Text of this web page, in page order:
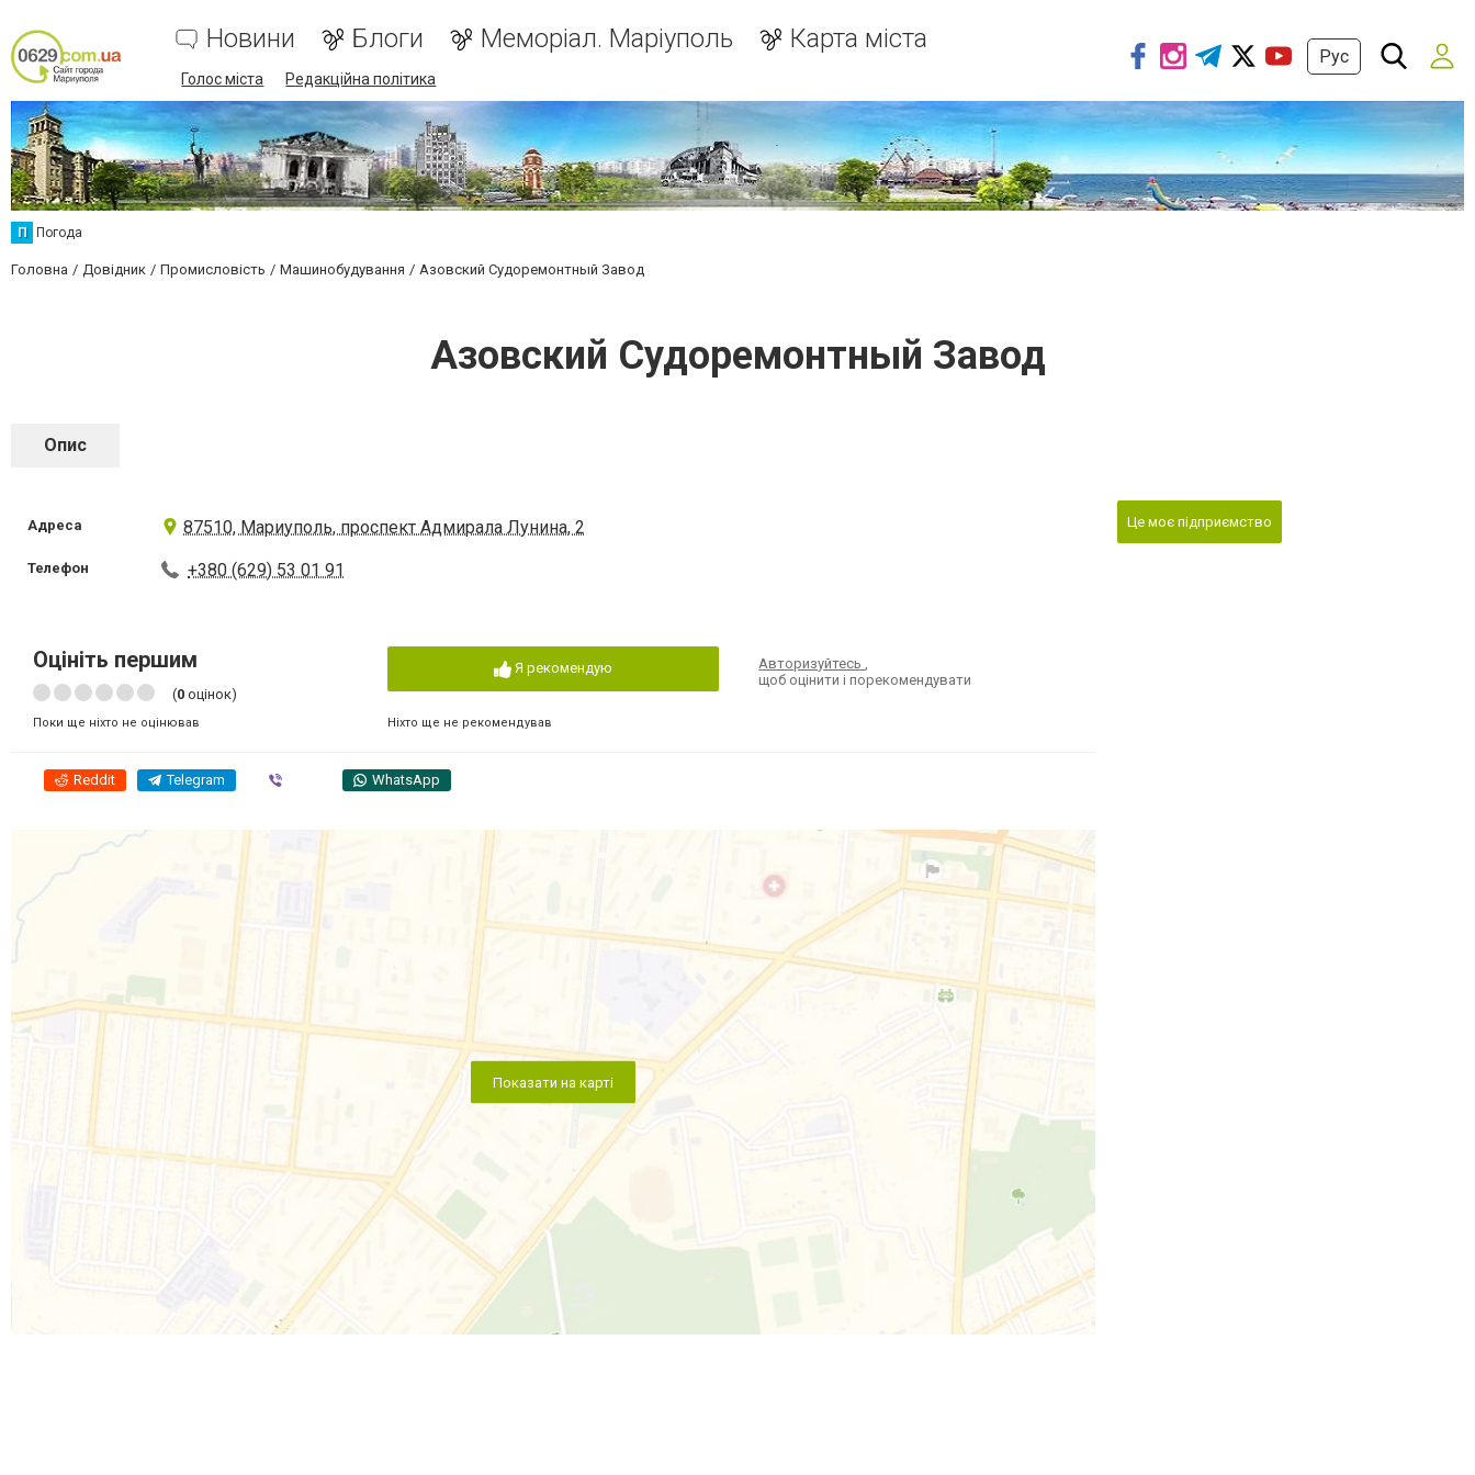
Новини Блоги Меморіал. Маріуполь Карта міста
Голос міста Редакційна політика
Рус
П Погода
Головна Довідник Промисловість Машинобудування Азовский Судоремонтный Завод
Азовский Судоремонтный Завод
Опис
Адреса 87510, Мариуполь, проспект Адмирала Лунина, 2
Телефон +380 (629) 53 01 91
Оцініть першим
(0 оцінок)
Поки ще ніхто не оцінював
Я рекомендую
Ніхто ще не рекомендував
Авторизуйтесь,
щоб оцінити і порекомендувати
Reddit Telegram WhatsApp
Показати на карті
Це моє підприємство